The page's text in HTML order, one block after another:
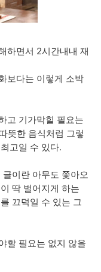
하면서 2시간내내 재
보다는 이렇게 소박
고 기가막힐 필요는
뜻한 음식처럼 그렇
고일 수 있다.
이란 아무도 쫓아오
딱 벌어지게 하는
끄덕일 수 있는 그
할 필요는 없지 않을